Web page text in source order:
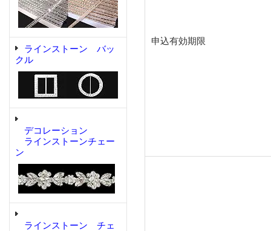
ラインストーン バッ
クル
デコレーション
ラインストーンチェー
ン
ラインストーン チェ
申込有効期限